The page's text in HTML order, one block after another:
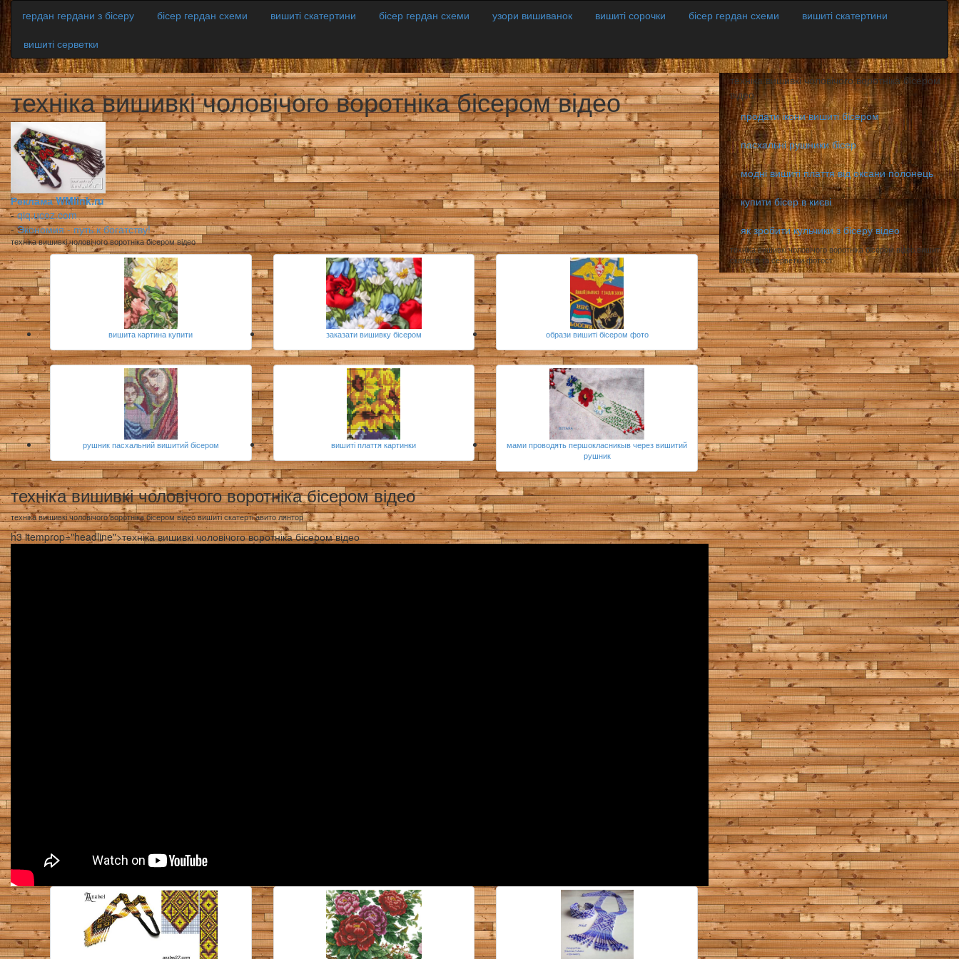
гердан гердани з бісеру бісер гердан схеми вишиті скатертини бісер гердан схеми узори вишиванок вишиті сорочки бісер гердан схеми
вишиті скатертини
вишиті серветки
техніка вишивкі чоловічого воротніка бісером відео
Реклама WMlink.ru
-qiq.ucoz.com
-Экономия - путь к богатству!
техніка вишивкі чоловічого воротніка бісером відео
вишита картина купити заказати вишивку бісером образи вишиті бісером фото
рушник пасхальний вишитий бісером вишиті плаття картинки
мами проводять першокласникыв через вишитий
рушник
техніка вишивкі чоловічого воротніка бісером відео
техніка вишивкі чоловічого воротніка бісером відео вишиті скатерті авито лянтор
h3 itemprop="headline">техніка вишивкі чоловічого воротніка бісером відео
техніка вишивкі чоловічого воротніка бісером
відео
продати ікони вишиті бісером
пасхальні рушники бісер
модні вишиті плаття від оксани полонець
купити бісер в києві
як зробити кульчики з бісеру відео
техніка вишивкі чоловічого воротніка бісером відео,вишиті
скатерті та серветки фотост